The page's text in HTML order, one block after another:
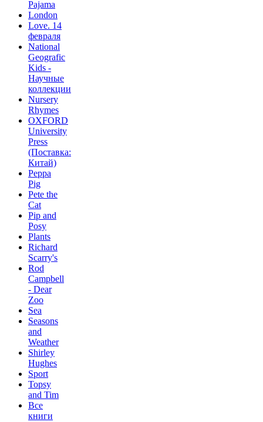
Pajama
London
Love. 14
февраля
National
Geografic
Kids -
Научные
коллекции
Nursery
Rhymes
OXFORD
University
Press
(Поставка:
Китай)
Peppa
Pig
Pete the
Сat
Pip and
Posy
Plants
Richard
Scarry's
Rod
Campbell
- Dear
Zoo
Sea
Seasons
and
Weather
Shirley
Hughes
Sport
Topsy
and Tim
Все
книги